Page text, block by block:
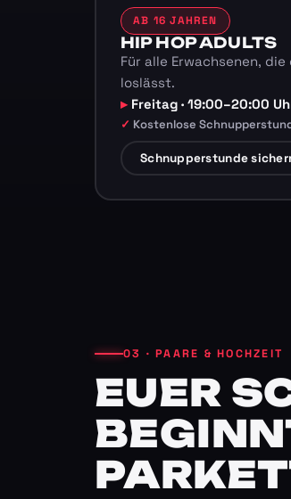
AB 16 JAHREN
HIP HOP ADULTS
Für alle Erwachsenen,
loslässt.
Freitag · 19:00–20:00
Kostenlose
Schnupperstunde
03 · PAARE & HOCHZEIT
EUER